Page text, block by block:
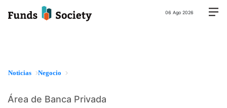
06 Ago 2026
Noticias Negocio
Área de Banca Privada